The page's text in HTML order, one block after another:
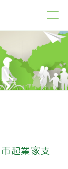
起業家支